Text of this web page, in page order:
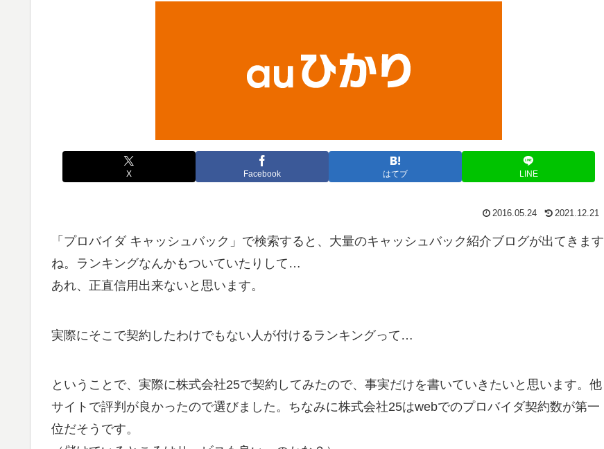
X Facebook はてブ LINE
2016.05.24 2021.12.21
「プロバイダ キャッシュバック」で検索すると、大量のキャッシュバック紹介ブログが出てきます
ね。ランキングなんかもついていたりして…
あれ、正直信用出来ないと思います。
実際にそこで契約したわけでもない人が付けるランキングって…
ということで、実際に株式会社25で契約してみたので、事実だけを書いていきたいと思います。他
サイトで評判が良かったので選びました。ちなみに株式会社25はwebでのプロバイダ契約数が第一
位だそうです。